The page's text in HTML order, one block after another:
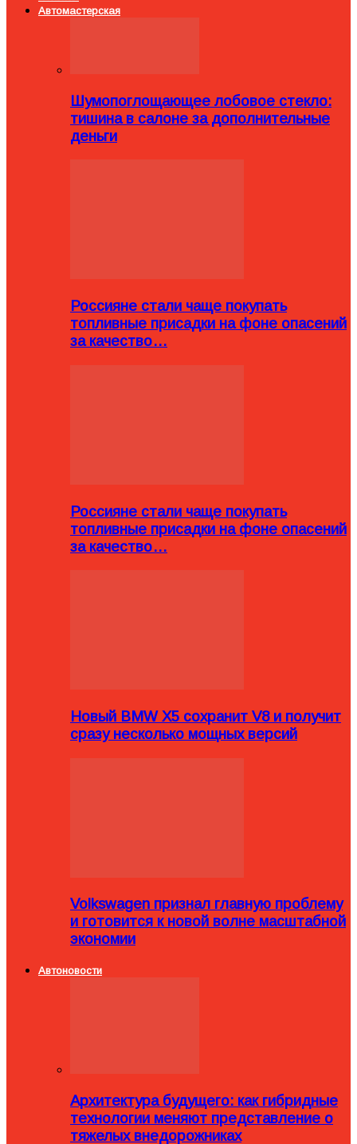
Автомастерская
Шумопоглощающее лобовое стекло:
тишина в салоне за дополнительные
деньги
Россияне стали чаще покупать
топливные присадки на фоне опасений
за качество…
Россияне стали чаще покупать
топливные присадки на фоне опасений
за качество…
Новый BMW X5 сохранит V8 и получит
сразу несколько мощных версий
Volkswagen признал главную проблему
и готовится к новой волне масштабной
экономии
Автоновости
Архитектура будущего: как гибридные
технологии меняют представление о
тяжелых внедорожниках